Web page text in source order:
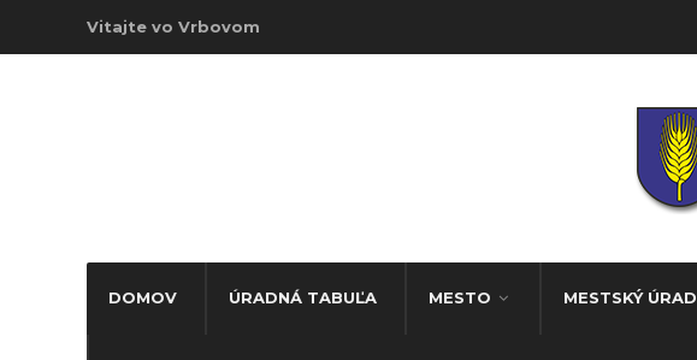
Vitajte vo Vrbovom
DOMOV ÚRADNÁ TABUĽA MESTO MESTSKÝ ÚRAD